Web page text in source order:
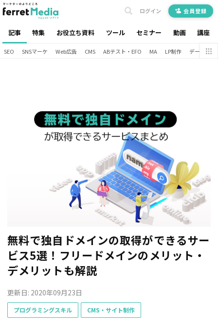
記事 特集 お役立ち資料 ツール セミナー 動画 講座
ログイン 会員登録
SEO SNSマーケ Web広告 CMS ABテスト・EFO MA LP制作 データ分析
無料で独自ドメインの取得ができるサー
ビス5選！フリードメインのメリット・
デメリットも解説
更新日: 2020年09月23日
プログラミングスキル CMS・サイト制作